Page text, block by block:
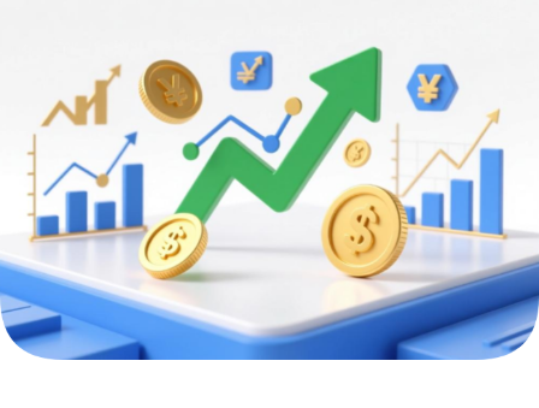
基金指数 7229.80 -1.63 -0.02%
国债指数 229.59 -0.00 0.00%